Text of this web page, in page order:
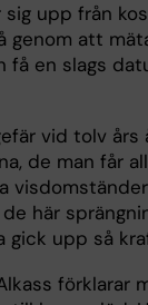
sig upp från
genom att
få en slags
vid tolv års
de man får
här
gick upp så
förklarar